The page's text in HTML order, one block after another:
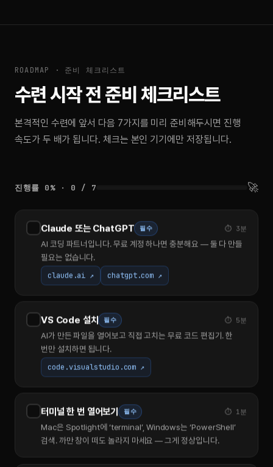
ROADMAP · 준비 체크리스트
수련 시작 전 준비 체크리스트
본격적인 수련에 앞서 다음 7가지를 미리 준비해두시면 진행
속도가 두 배가 됩니다. 체크는 본인 기기에만 저장됩니다.
진행률 0% · 0 / 7 🚀
Claude 또는 ChatGPT 필수 ⏱ 3분
AI 코딩 파트너입니다. 무료 계정 하나면 충분해요 — 둘 다 만들
필요는 없습니다.
claude.ai ↗
chatgpt.com ↗
VS Code 설치 필수 ⏱ 5분
AI가 만든 파일을 열어보고 직접 고치는 무료 코드 편집기. 한
번만 설치하면 됩니다.
code.visualstudio.com ↗
터미널 한 번 열어보기 필수 ⏱ 1분
Mac은 Spotlight에 ‘terminal’, Windows는 ‘PowerShell’
검색. 까만 창이 떠도 놀라지 마세요 — 그게 정상입니다.